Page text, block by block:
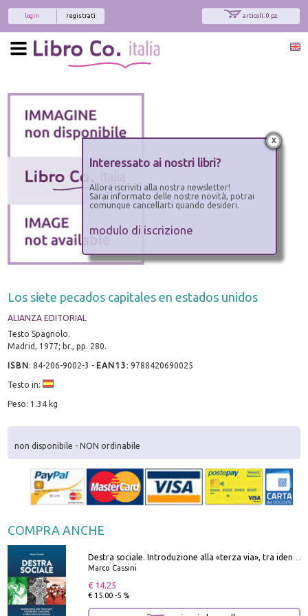
articoli: 0 pz.
registrati
login
Los siete pecados capitales en estados unidos
ALIANZA EDITORIAL
Testo Spagnolo.
Madrid, 1977; br., pp. 280.
ISBN:84-206-9002-3 - EAN13 :9788420690025
Testo in:
Peso: 1.34 kg
non disponibile - NON ordinabile
COMPRA ANCHE
Marco Cassini
€ 14.25
€ 15.00 -5 %
x
Interessato ai nostri libri?
Allora iscriviti alla nostra newsletter!
Sarai informato delle nostre novità, potrai
comunque cancellarti quando desideri.
modulo di iscrizione